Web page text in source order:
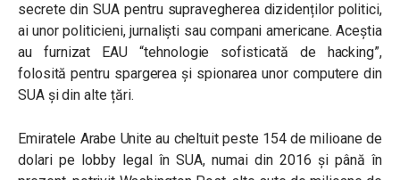
secrete din SUA pentru supravegherea dizidenților politici,
ai unor politicieni, jurnaliști sau compani americane. Aceștia
au furnizat EAU “tehnologie sofisticată de hacking”,
folosită pentru spargerea și spionarea unor computere din
SUA și din alte țări.
Emiratele Arabe Unite au cheltuit peste 154 de milioane de
dolari pe lobby legal în SUA, numai din 2016 și până în